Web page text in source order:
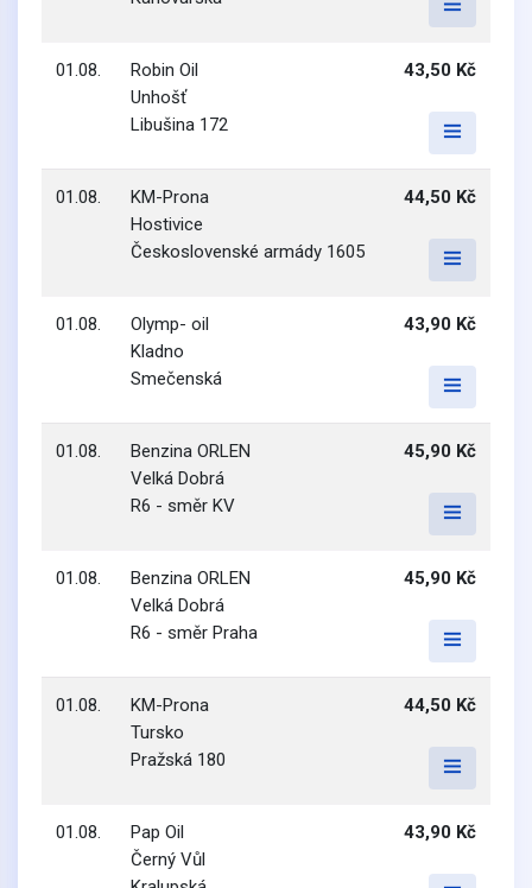
01.08.
Robin Oil
Unhošť
Libušina 172
43,50 Kč
01.08.
KM-Prona
Hostivice
Československé armády 1605
44,50 Kč
01.08.
Olymp- oil
Kladno
Smečenská
43,90 Kč
01.08.
Benzina ORLEN
Velká Dobrá
R6 - směr KV
45,90 Kč
01.08.
Benzina ORLEN
Velká Dobrá
R6 - směr Praha
45,90 Kč
01.08.
KM-Prona
Tursko
Pražská 180
44,50 Kč
01.08.
Pap Oil
Černý Vůl
43,90 Kč